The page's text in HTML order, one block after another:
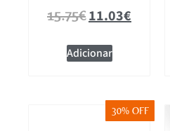
15.75€11.03€
Adicionar
30% OFF